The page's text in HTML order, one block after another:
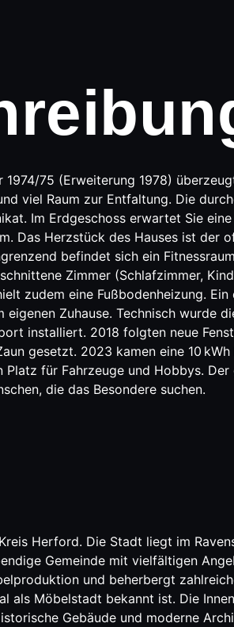
75 (Erweiterung 1978)
viel Raum zur Entfaltung. Die
Im Erdgeschoss erwartet Sie
Das Herzstück des Hauses ist
befindet sich ein
Zimmer (Schlafzimmer,
zudem eine Fußbodenheizung.
Zuhause. Technisch wurde
installiert. 2018 folgten neue
gesetzt. 2023 kamen eine 10
für Fahrzeuge und Hobbys.
die das Besondere suchen.
Herford. Die Stadt liegt im
Gemeinde mit vielfältigen
und beherbergt
als Möbelstadt bekannt ist. Die
Gebäude und moderne